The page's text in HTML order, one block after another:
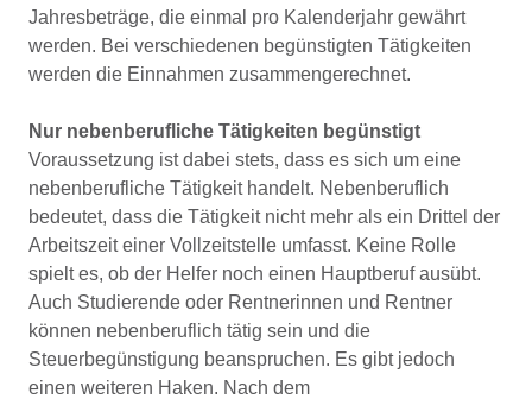
Jahresbeträge, die einmal pro Kalenderjahr gewährt
werden. Bei verschiedenen begünstigten Tätigkeiten
werden die Einnahmen zusammengerechnet.
Nur nebenberufliche Tätigkeiten begünstigt
Voraussetzung ist dabei stets, dass es sich um eine
nebenberufliche Tätigkeit handelt. Nebenberuflich
bedeutet, dass die Tätigkeit nicht mehr als ein Drittel der
Arbeitszeit einer Vollzeitstelle umfasst. Keine Rolle
spielt es, ob der Helfer noch einen Hauptberuf ausübt.
Auch Studierende oder Rentnerinnen und Rentner
können nebenberuflich tätig sein und die
Steuerbegünstigung beanspruchen. Es gibt jedoch
einen weiteren Haken. Nach dem